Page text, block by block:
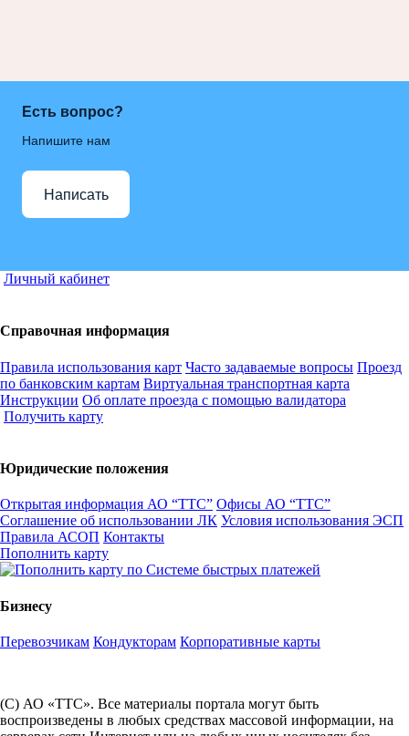
Есть вопрос?
Напишите нам
Написать
Личный кабинет
Справочная информация
Правила использования карт Часто задаваемые вопросы Проезд
по банковским картам Виртуальная транспортная карта
Инструкции Об оплате проезда с помощью валидатора
Получить карту
Юридические положения
Открытая информация АО “ТТС” Офисы АО “ТТС”
Соглашение об использовании ЛК Условия использования ЭСП
Правила АСОП Контакты
Пополнить карту
Бизнесу
Перевозчикам Кондукторам Корпоративные карты
(С) АО «ТТС». Все материалы портала могут быть
воспроизведены в любых средствах массовой информации, на